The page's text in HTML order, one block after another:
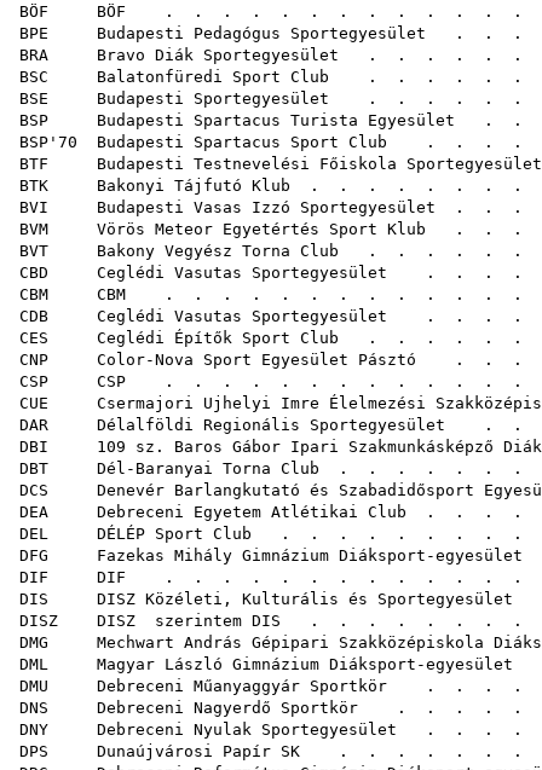
BÖF BÖF . . . . . . . . . . .
BPE Budapesti Pedagógus Sportegyesület . . . .
BRA Bravo Diák Sportegyesület . . . . . . .
BSC Balatonfüredi Sport Club . . . . . . . .
BSE Budapesti Sportegyesület . . . . . . .
BSP Budapesti Spartacus Turista Egyesület . . .
BSP'70 Budapesti Spartacus Sport Club . . . . .
BTF Budapesti Testnevelési Főiskola Sportegyesület
BTK Bakonyi Tájfutó Klub . . . . . . .
BVI Budapesti Vasas Izzó Sportegyesület . . .
BVM Vörös Meteor Egyetértés Sport Klub . . . .
BVT Bakony Vegyész Torna Club . . . . . . .
CBD Ceglédi Vasutas Sportegyesület . . . . .
CBM CBM . . . . . . . . . . .
CDB Ceglédi Vasutas Sportegyesület . . .
CES Ceglédi Építők Sport Club . . . . . .
CNP Color-Nova Sport Egyesület Pásztó . . . .
CSP CSP . . . . . . . . . . .
CUE Csermajori Ujhelyi Imre Élelmezési
DAR Délalföldi Regionális Sportegyesület . . .
DBI 109 sz. Baros Gábor Ipari Szakmunkásképző
DBT Dél-Baranyai Torna Club . . . . . . .
DCS Denevér Barlangkutató és Szabadidősport
DEA Debreceni Egyetem Atlétikai Club . . . . .
DEL DÉLÉP Sport Club . . . . . . . . .
DFG Fazekas Mihály Gimnázium Diáksport-egyesület
DIF DIF . . . . . . . . . . .
DIS DISZ Közéleti, Kulturális és Sportegyesület
DISZ DISZ szerintem DIS . . . . . .
DMG Mechwart András Gépipari Szakközépiskola
DML Magyar László Gimnázium Diáksport-egyesület
DMU Debreceni Műanyaggyár Sportkör . . . . .
DNS Debreceni Nagyerdő Sportkör . . . .
DNY Debreceni Nyulak Sportegyesület . . .
DPS Dunaújvárosi Papír SK . . . . . . . . .